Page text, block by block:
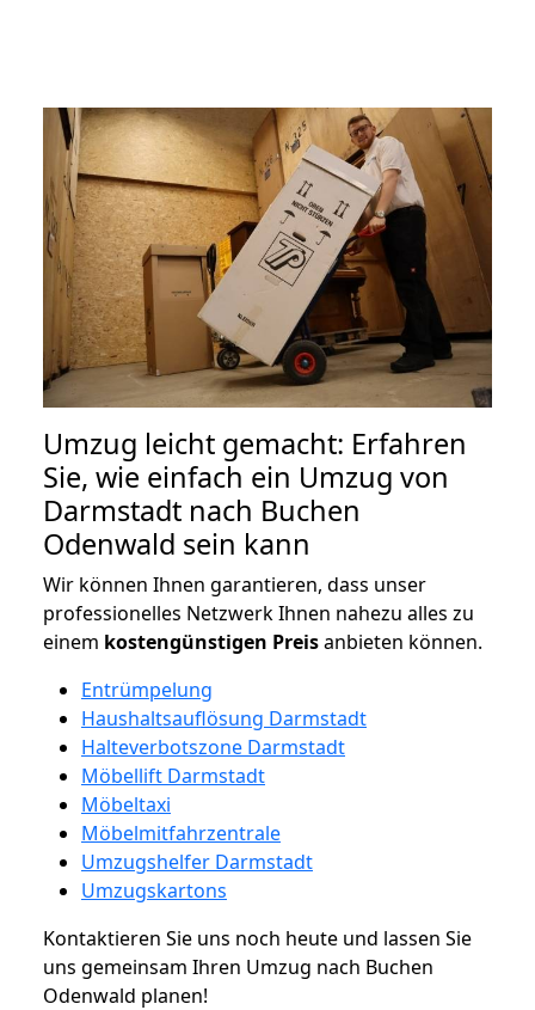
Umzug leicht gemacht: Erfahren
Sie, wie einfach ein Umzug von
Darmstadt nach Buchen
Odenwald sein kann
Wir können Ihnen garantieren, dass unser
professionelles Netzwerk Ihnen nahezu alles zu
einem kostengünstigen Preisanbieten können.
Entrümpelung
Haushaltsauflösung Darmstadt
Halteverbotszone Darmstadt
Möbellift Darmstadt
Möbeltaxi
Möbelmitfahrzentrale
Umzugshelfer Darmstadt
Umzugskartons
Kontaktieren Sie uns noch heute und lassen Sie
uns gemeinsam Ihren Umzug nach Buchen
Odenwald planen!